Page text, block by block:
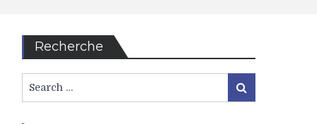
Recherche
for:
Search